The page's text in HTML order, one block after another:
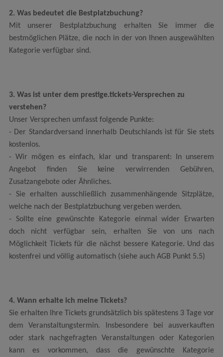
2. Was bedeutet die Bestplatzbuchung?
Mit unserer Bestplatzbuchung erhalten Sie immer die
bestmöglichen Plätze, die noch in der von Ihnen ausgewählten
Kategorie verfügbar sind.
3. Was ist unter dem prestige.tickets-Versprechen zu
verstehen?
Unser Versprechen umfasst folgende Punkte:
- Der Standardversand innerhalb Deutschlands ist für Sie stets
kostenlos.
- Wir mögen es einfach, klar und transparent: In unserem
Angebot finden Sie keine verwirrenden Gebühren,
Zusatzangebote oder Ähnliches.
- Sie erhalten ausschließlich zusammenhängende Sitzplätze,
welche nach der Bestplatzbuchung vergeben werden.
- Sollte eine gewünschte Kategorie einmal wider Erwarten
doch nicht verfügbar sein, erhalten Sie von uns nach
Möglichkeit Tickets für die nächst bessere Kategorie. Und das
kostenfrei und völlig automatisch (siehe auch AGB Punkt 5.5)
4. Wann erhalte ich meine Tickets?
Sie erhalten Ihre Tickets grundsätzlich bis spätestens 3 Tage vor
dem Veranstaltungstermin. Insbesondere bei ausverkauften
oder stark nachgefragten Veranstaltungen oder Kategorien
kann es vorkommen, dass die gewünschte Kategorie